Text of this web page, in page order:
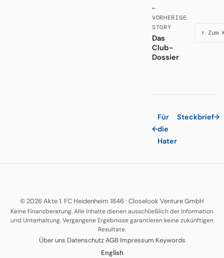
←
VORHERIGE
STORY
Das
Club-
Dossier
↑
←
Für
die
Hater
Steckbrief→
© 2026 Akte 1. FC Heidenheim 1846· Closelook Venture GmbH
Keine Finanzberatung. Alle Inhalte dienen ausschließlich der Information
und Unterhaltung. Vergangene Ergebnisse garantieren keine zukünftigen
Resultate.
Über uns·Datenschutz·AGB·Impressum·Keywords
English